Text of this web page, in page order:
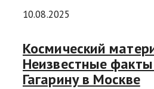
10.08.2025
Космический
Неизвестные
Гагарину в Москве